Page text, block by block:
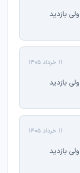
بازدید
11 خرداد 1405
بازدید
11 خرداد 1405
بازدید